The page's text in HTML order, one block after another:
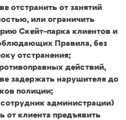
отстранить от занятий
или ограничить
Скейт-парка клиентов и
Правила, без
отстранения;
действий,
задержать нарушителя до
полиции;
администрации)
от клиента предъявить